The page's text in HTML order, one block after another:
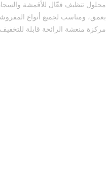
محلول تنظيف فعّال للأقمشة والسجاد،
بعمق، ومناسب لجميع أنواع
مركزة منعشة الرائحة قابلة